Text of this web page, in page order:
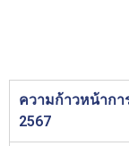
ความก้าวหน้ากา
2567